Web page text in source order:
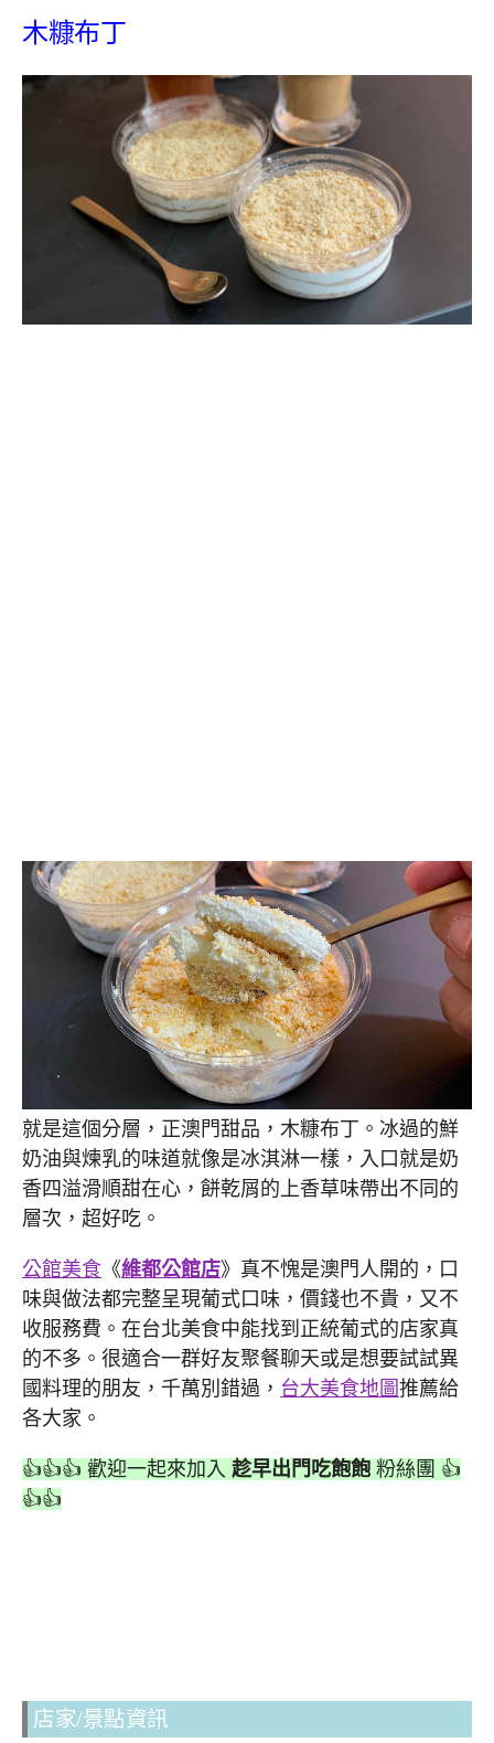
木糠布丁
就是這個分層，正澳門甜品，木糠布丁。冰過的鮮
奶油與煉乳的味道就像是冰淇淋一樣，入口就是奶
香四溢滑順甜在心，餅乾屑的上香草味帶出不同的
層次，超好吃。
公館美食 《維都公館店》真不愧是澳門人開的，口
味與做法都完整呈現葡式口味，價錢也不貴，又不
收服務費。在台北美食中能找到正統葡式的店家真
的不多。很適合一群好友聚餐聊天或是想要試試異
國料理的朋友，千萬別錯過， 台大美食地圖推薦給
各大家。
👍👍👍 歡迎一起來加入 趁早出門吃飽飽 粉絲團 👍
👍👍
店家/景點資訊